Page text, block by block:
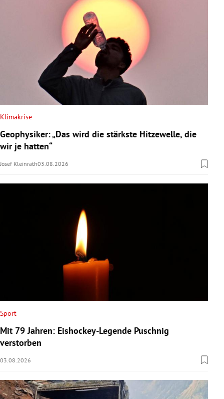
Klimakrise
Geophysiker: „Das wird die stärkste Hitzewelle, die
wir je hatten“
Josef Kleinrath03.08.2026
Sport
Mit 79 Jahren: Eishockey-Legende Puschnig
verstorben
03.08.2026